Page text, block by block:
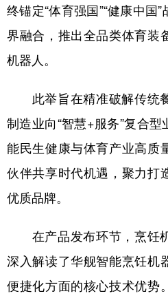
地方频道
浙江 安徽
广东 广西
四川
新疆 内蒙古
终锚定“体育强国”“健康中国
界融合，推出全品类体育装
机器人。
此举旨在精准破解传统
制造业向“智慧+服务”复合
能民生健康与体育产业高质
伙伴共享时代机遇，聚力打
优质品牌。
在产品发布环节，烹饪
深入解读了华舰智能烹饪机
便捷化方面的核心技术优势